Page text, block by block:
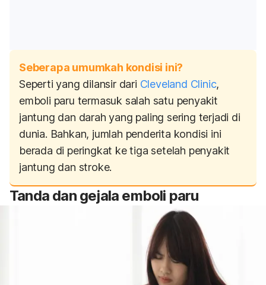
Seberapa umumkah kondisi ini?
Seperti yang dilansir dari Cleveland Clinic,
emboli paru termasuk salah satu penyakit
jantung dan darah yang paling sering terjadi di
dunia. Bahkan, jumlah penderita kondisi ini
berada di peringkat ke tiga setelah penyakit
jantung dan stroke.
Tanda dan gejala emboli paru